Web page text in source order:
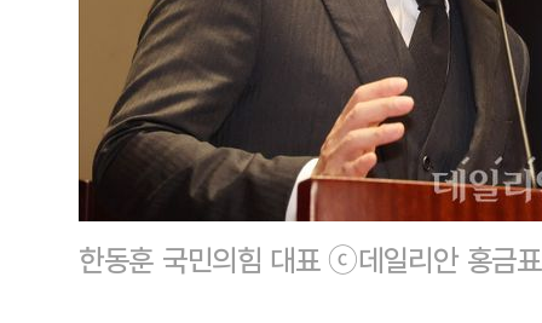
한동훈 국민의힘 대표 ⓒ데일리안 홍금